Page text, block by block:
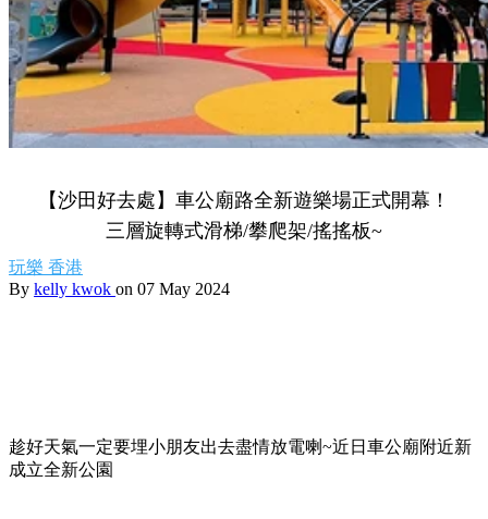
【沙田好去處】車公廟路全新遊樂場正式開幕！
三層旋轉式滑梯/攀爬架/搖搖板~
玩樂 香港
By kelly kwok on 07 May 2024
趁好天氣一定要埋小朋友出去盡情放電喇~近日車公廟附近新
成立全新公園